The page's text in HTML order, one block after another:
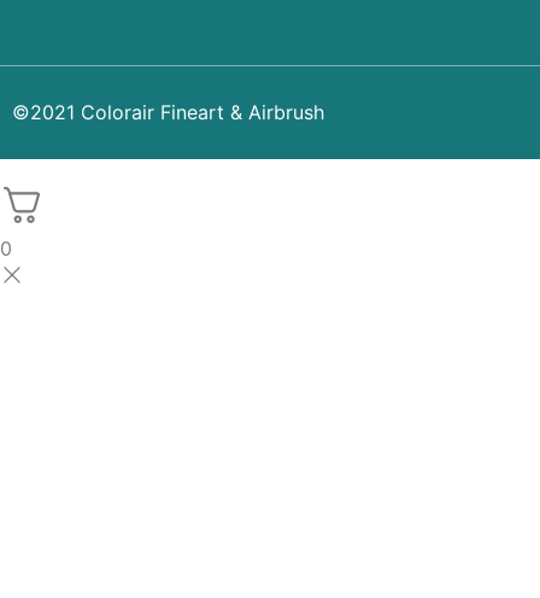
©2021 Colorair Fineart & Airbrush
0